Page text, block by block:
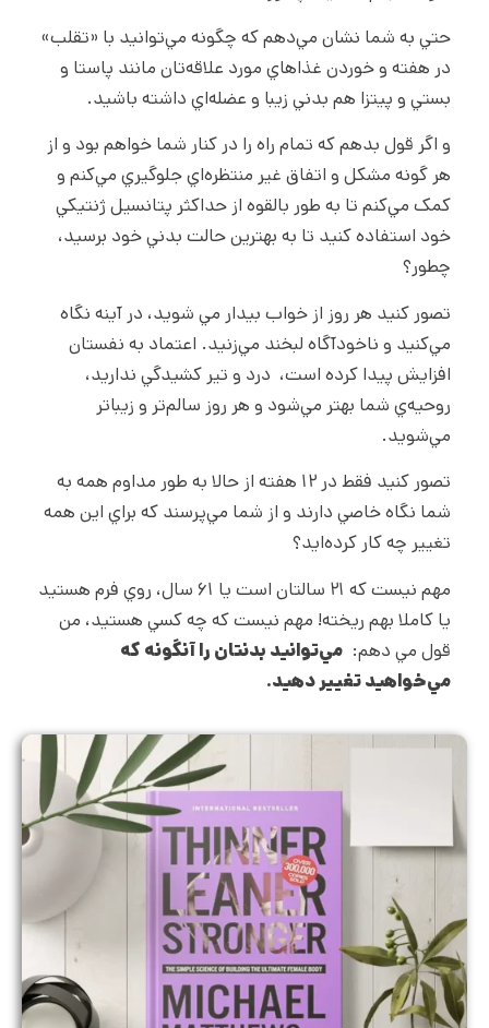
حتي به شما نشان مي‌دهم که چگونه مي‌توانيد با «تقلب»
در هفته و خوردن غذاهاي مورد علاقه‌تان مانند پاستا و
بستي و پيتزا هم بدني زيبا و عضله‌اي داشته باشيد.
و اگر قول بدهم که تمام راه را در کنار شما خواهم بود و از
هر گونه مشکل و اتفاق غير منتظره‌اي جلوگيري مي‌کنم و
کمک مي‌کنم تا به طور بالقوه از حداکثر پتانسيل ژنتيکي
خود استفاده کنيد تا به بهترين حالت بدني خود برسيد،
چطور؟
تصور کنيد هر روز از خواب بيدار مي شويد، در آينه نگاه
مي‌کنيد و ناخودآگاه لبخند مي‌زنيد. اعتماد به نفستان
افزايش پيدا کرده است، درد و تير کشيدگي نداريد،
روحيه‌ي شما بهتر مي‌شود و هر روز سالم‌تر و زيباتر
مي‌شويد.
تصور کنيد فقط در ۱۲ هفته از حالا به طور مداوم همه به
شما نگاه خاصي دارند و از شما مي‌پرسند که براي اين همه
تغيير چه کار کرده‌ايد؟
مهم نيست که ۲۱ سالتان است يا ۶۱ سال، روي فرم هستيد
يا کاملا بهم ريخته! مهم نيست که چه کسي هستيد، من
قول مي دهم: ميتوانيد بدنتان را آنگونه که
ميخواهيد تغيير دهيد.